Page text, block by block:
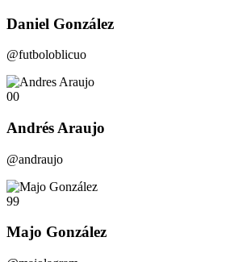
Daniel González
@futboloblicuo
00
Andrés Araujo
@andraujo
99
Majo González